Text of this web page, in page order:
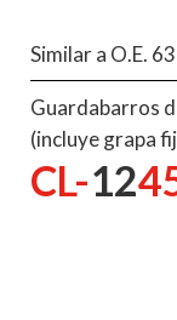
Similar a O.E.
Guardabarros
(incluye grapa
CL-12